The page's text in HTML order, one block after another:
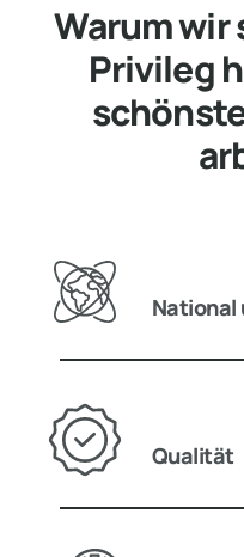
Warum wir
Privileg
National
Qualität